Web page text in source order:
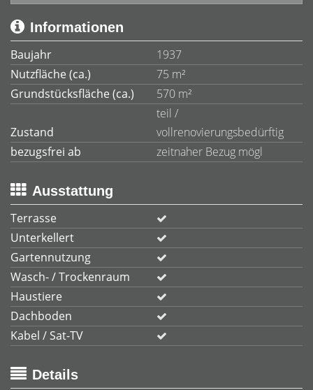
Informationen
Baujahr
1937
Nutzfläche (ca.)
75 m²
Grundstücksfläche (ca.)
570 m²
Zustand
teil /
vollrenovierungsbedürftig
bezugsfrei ab
zeitnaher Bezug mögl
Ausstattung
Terrasse
Unterkellert
Gartennutzung
Wasch- / Trockenraum
Haustiere
Dachboden
Kabel / Sat-TV
Details